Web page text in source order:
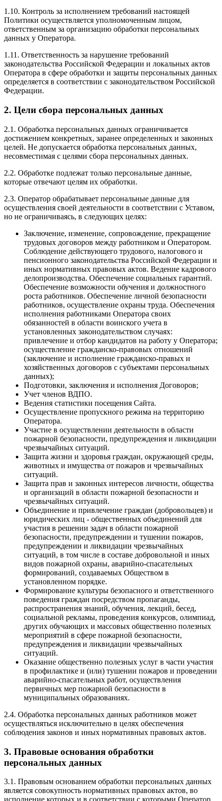
1.10. Контроль за исполнением требований настоящей
Политики осуществляется уполномоченным лицом,
ответственным за организацию обработки персональных
данных у Оператора.
1.11. Ответственность за нарушение требований
законодательства Российской Федерации и локальных актов
Оператора в сфере обработки и защиты персональных данных
определяется в соответствии с законодательством Российской
Федерации.
2. Цели сбора персональных данных
2.1. Обработка персональных данных ограничивается
достижением конкретных, заранее определенных и законных
целей. Не допускается обработка персональных данных,
несовместимая с целями сбора персональных данных.
2.2. Обработке подлежат только персональные данные,
которые отвечают целям их обработки.
2.3. Оператор обрабатывает персональные данные для
осуществления своей деятельности в соответствии с Уставом,
но не ограничиваясь, в следующих целях:
Заключение, изменение, сопровождение, прекращение
трудовых договоров между работником и Оператором.
Соблюдение действующего трудового, налогового и
пенсионного законодательства Российской Федерации и
иных нормативных правовых актов. Ведение кадрового
делопроизводства. Обеспечение социальных гарантий.
Обеспечение возможности обучения и должностного
роста работников. Обеспечение личной безопасности
работников, осуществление охраны труда. Обеспечения
исполнения работниками Оператора своих
обязанностей в области воинского учета в
установленных законодательством случаях:
привлечение и отбор кандидатов на работу у Оператора;
осуществление гражданско-правовых отношений
(заключение и исполнение гражданско-правых и
хозяйственных договоров с субъектами персональных
данных);
Подготовки, заключения и исполнения Договоров;
Учет членов ВДПО.
Ведения статистики посещения Сайта.
Осуществление пропускного режима на территорию
Оператора.
Участие в осуществлении деятельности в области
пожарной безопасности, предупреждения и ликвидации
чрезвычайных ситуаций.
Защита жизни и здоровья граждан, окружающей среды,
животных и имущества от пожаров и чрезвычайных
ситуаций.
Защита прав и законных интересов личности, общества
и организаций в области пожарной безопасности и
чрезвычайных ситуаций.
Объединение и привлечение граждан (добровольцев) и
юридических лиц - общественных объединений для
участия в решении задач в области пожарной
безопасности, предупреждении и тушении пожаров,
предупреждении и ликвидации чрезвычайных
ситуаций, в том числе в составе добровольной и иных
видов пожарной охраны, аварийно-спасательных
формирований, создаваемых Обществом в
установленном порядке.
Формирование культуры безопасного и ответственного
поведения граждан посредством пропаганды,
распространения знаний, обучения, лекций, бесед,
социальной рекламы, проведения конкурсов, олимпиад,
других обучающих и массовых общественно полезных
мероприятий в сфере пожарной безопасности,
предупреждения и ликвидации чрезвычайных
ситуаций.
Оказание общественно полезных услуг в части участия
в профилактике и (или) тушении пожаров и проведении
аварийно-спасательных работ, осуществления
первичных мер пожарной безопасности в
муниципальных образованиях.
2.4. Обработка персональных данных работников может
осуществляться исключительно в целях обеспечения
соблюдения законов и иных нормативных правовых актов.
3. Правовые основания обработки
персональных данных
3.1. Правовым основанием обработки персональных данных
является совокупность нормативных правовых актов, во